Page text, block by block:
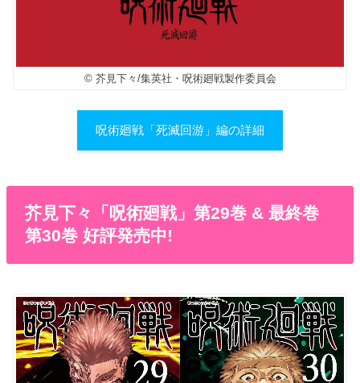
© 芥見下々/集英社・呪術廻戦製作委員会
呪術廻戦「死滅回游」編の詳細
芥見下々「呪術廻戦」第29巻 & 最終巻
第30巻 好評発売中!